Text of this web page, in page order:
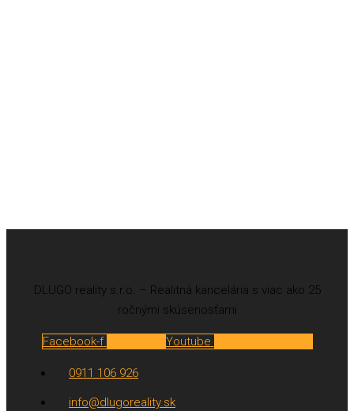
DLUGO reality s.r.o. – Realitná kancelária s viac ako 25
ročnými skúsenosťami
Facebook-f Youtube
0911 106 926
info@dlugoreality.sk